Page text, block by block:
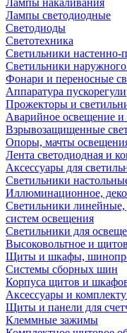
Лампы накаливания
Лампы светодиодные
Светодиоды
Светотехника
Светильники настенно-
Светильники
Фонари и переносные
Аппаратура
Прожекторы и
Аварийное освещение и
Взрывозащищенные
Опоры, мачты
Лента светодиодная и
Аксессуары для
Светильники
Иллюминационное,
Светильники
систем освещения
Светильники для
Высоковольтное и
Щиты и шкафы,
Системы сборных шин
Корпуса щитов и
Аксессуары и
Щиты и панели для
Клеммные зажимы